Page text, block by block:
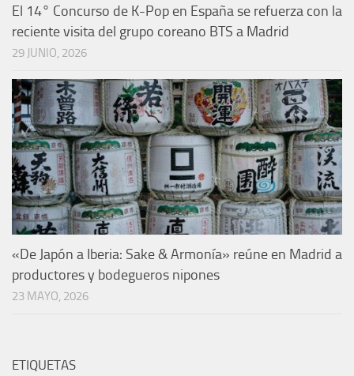
El 14° Concurso de K-Pop en España se refuerza con la
reciente visita del grupo coreano BTS a Madrid
29 JUNIO, 2026
«De Japón a Iberia: Sake & Armonía» reúne en Madrid a
productores y bodegueros nipones
23 MAYO, 2026
ETIQUETAS